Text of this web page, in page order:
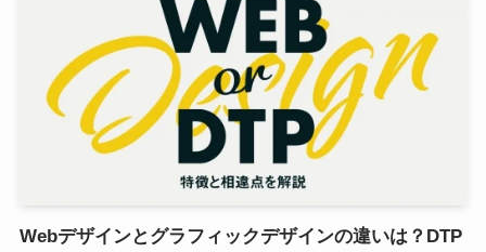
Webデザインとグラフィックデザインの違いは？DTP